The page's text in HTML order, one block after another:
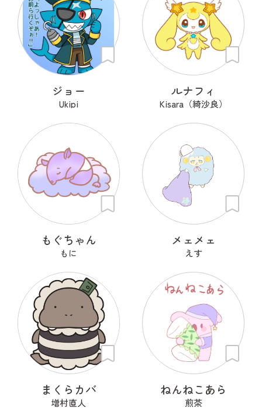
ジョー
Ukipi
ルナフィ
Kisara（綺沙良）
もぐちゃん
もに
メェメェ
えす
まくらカバ
増村直人
ねんねこあら
煎茶